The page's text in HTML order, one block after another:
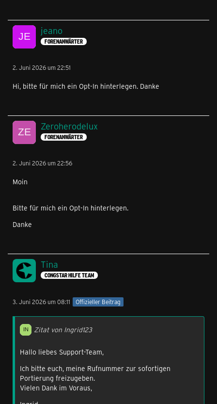
jeano
FORENANWÄRTER
2. Juni 2026 um 22:51
Hi, bitte für mich ein Opt-In hinterlegen. Danke
Zeroherodelux
FORENANWÄRTER
2. Juni 2026 um 22:56
Moin
Bitte für mich ein Opt-In hinterlegen.
Danke
Tina
CONGSTAR HILFE TEAM
3. Juni 2026 um 08:11 Offizieller Beitrag
Zitat von Ingrid123
Hallo liebes Support-Team,
Ich bitte euch, meine Rufnummer zur sofortigen
Portierung freizugeben.
Vielen Dank im Voraus,